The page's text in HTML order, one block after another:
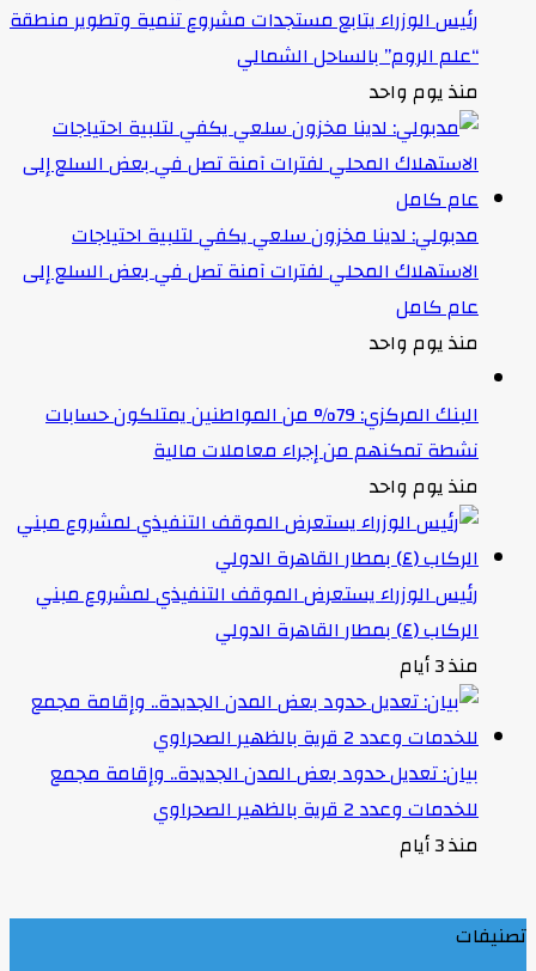
رئيس الوزراء يتابع مستجدات مشروع تنمية وتطوير منطقة
“علم الروم” بالساحل الشمالي
منذ يوم واحد
مدبولي: لدينا مخزون سلعي يكفي لتلبية احتياجات
الاستهلاك المحلي لفترات آمنة تصل في بعض السلع إلى
عام كامل
منذ يوم واحد
البنك المركزي: 79% من المواطنين يمتلكون حسابات
نشطة تمكنهم من إجراء معاملات مالية
منذ يوم واحد
رئيس الوزراء يستعرض الموقف التنفيذي لمشروع مبني
الركاب (٤) بمطار القاهرة الدولي
منذ 3 أيام
بيان: تعديل حدود بعض المدن الجديدة.. وإقامة مجمع
للخدمات وعدد 2 قرية بالظهير الصحراوي
منذ 3 أيام
تصنيفات